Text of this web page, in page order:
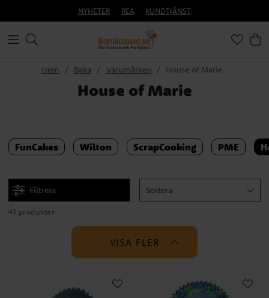
NYHETER REA KUNDTJÄNST
Hem Baka Varumärken House of Marie
House of Marie
FunCakes Wilton ScrapCooking PME
Filtrera Sortera
41 produkter
VISA FLER